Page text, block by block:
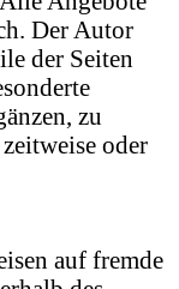
Der Autor
der Seiten
zu
oder
auf fremde